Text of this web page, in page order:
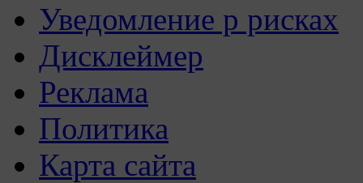
Уведомление р рисках
Дисклеймер
Реклама
Политика
Карта сайта